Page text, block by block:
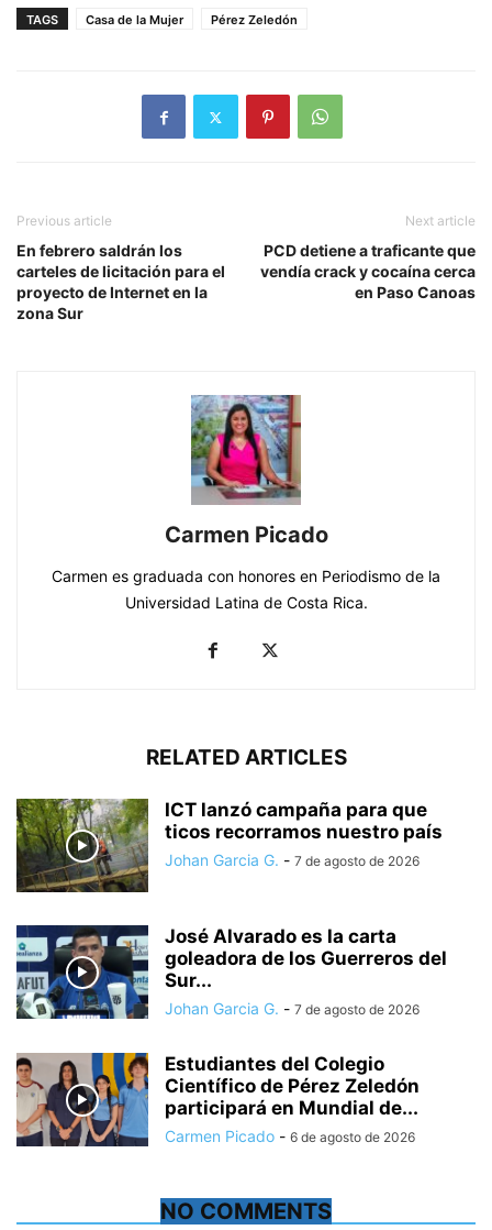
TAGS Casa de la Mujer Pérez Zeledón
Previous article
En febrero saldrán los
carteles de licitación para el
proyecto de Internet en la
zona Sur
Next article
PCD detiene a traficante que
vendía crack y cocaína cerca
en Paso Canoas
Carmen Picado
Carmen es graduada con honores en Periodismo de la
Universidad Latina de Costa Rica.
RELATED ARTICLES
ICT lanzó campaña para que
ticos recorramos nuestro país
Johan Garcia G. - 7 de agosto de 2026
José Alvarado es la carta
goleadora de los Guerreros del
Sur...
Johan Garcia G. - 7 de agosto de 2026
Estudiantes del Colegio
Científico de Pérez Zeledón
participará en Mundial de...
Carmen Picado - 6 de agosto de 2026
NO COMMENTS